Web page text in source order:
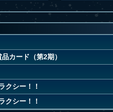
カード（第2期）
クシー！！
クシー！！